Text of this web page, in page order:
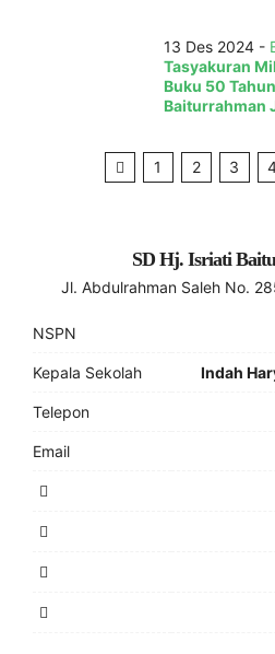
13 Des 2024 -
Tasyakuran
Buku 50
Baiturrahman
1 2 3
SD Hj. Isriati
Jl. Abdulrahman Saleh No.
NSPN
Kepala Sekolah Indah
Telepon
Email